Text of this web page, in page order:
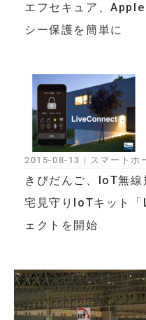
エフセキュア、
シー保護を簡単に
きびだんご、IoT無
宅見守りIoTキット「
ェクトを開始
2015-08-13 | スマートホ